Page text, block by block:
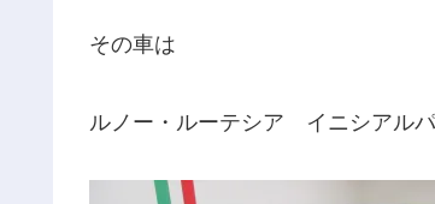
その車は
ルノー・ルーテシア イニシアルパ